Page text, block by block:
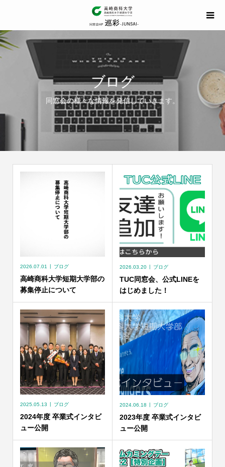
ブログ
同窓会の様々な情報を発信していきます。
2026.07.01 ブログ
高崎商科大学短期大学部の
募集停止について
2026.03.20 ブログ
TUC同窓会、公式LINEを
はじめました！
2025.05.13 ブログ
2024年度 卒業式インタビ
ュー公開
2024.06.18 ブログ
2023年度 卒業式インタビ
ュー公開